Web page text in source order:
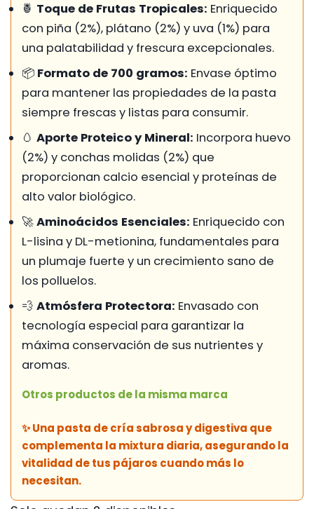
🍍 Toque de Frutas Tropicales: Enriquecido
con piña (2%), plátano (2%) y uva (1%) para
una palatabilidad y frescura excepcionales.
📦 Formato de 700 gramos: Envase óptimo
para mantener las propiedades de la pasta
siempre frescas y listas para consumir.
🥚 Aporte Proteico y Mineral: Incorpora huevo
(2%) y conchas molidas (2%) que
proporcionan calcio esencial y proteínas de
alto valor biológico.
🚀Aminoácidos Esenciales: Enriquecido con
L-lisina y DL-metionina, fundamentales para
un plumaje fuerte y un crecimiento sano de
los polluelos.
💨 Atmósfera Protectora: Envasado con
tecnología especial para garantizar la
máxima conservación de sus nutrientes y
aromas.
Otros productos de la misma marca
✨ Una pasta de cría sabrosa y digestiva que
complementa la mixtura diaria, asegurando la
vitalidad de tus pájaros cuando más lo
necesitan.